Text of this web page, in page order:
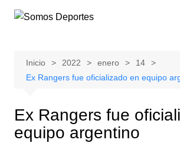
Inicio 2022 enero
14
Ex Rangers fue oficializado en equipo
Ex Rangers fue
equipo argentino